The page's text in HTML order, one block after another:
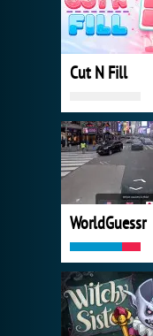
Cut N Fill
WorldGuessr